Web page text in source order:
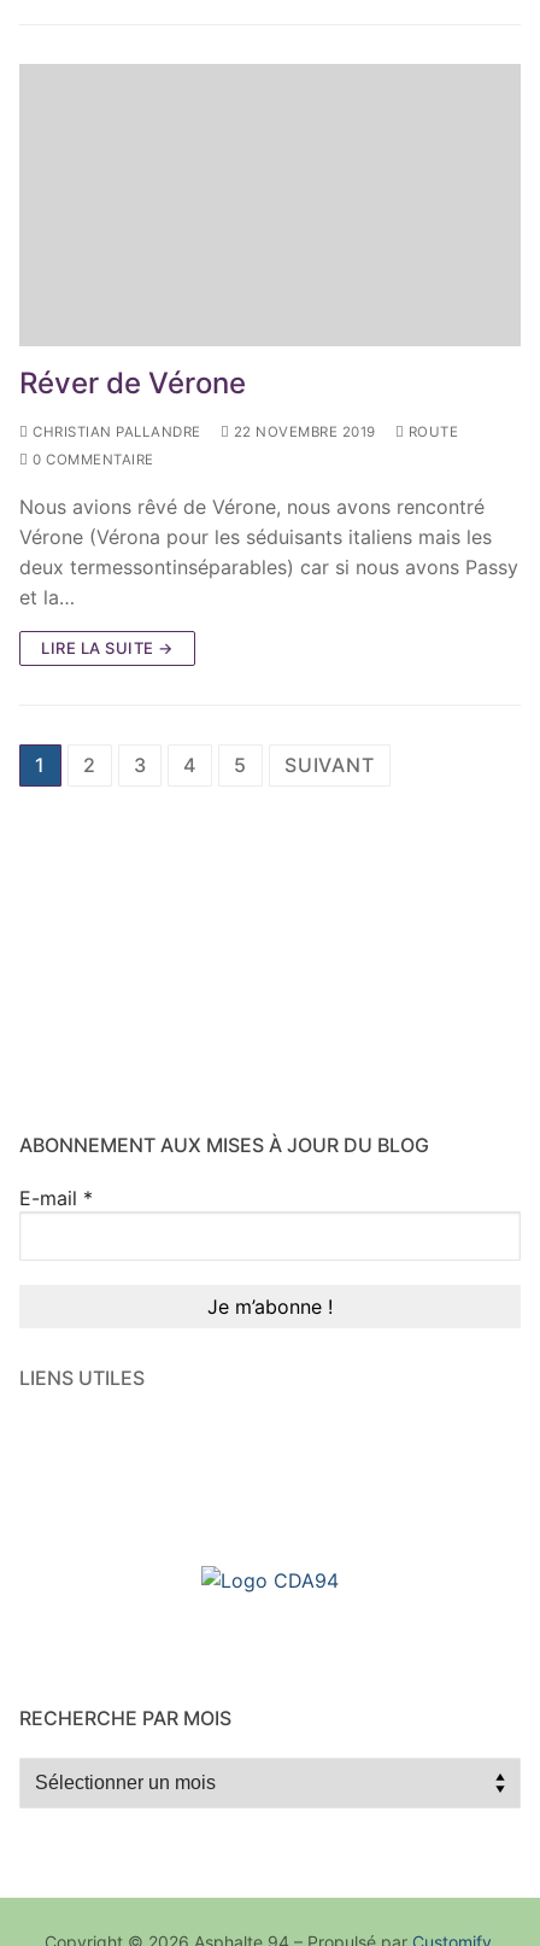
Réver de Vérone
CHRISTIAN PALLANDRE 22 NOVEMBRE 2019
ROUTE
0 COMMENTAIRE
Nous avions rêvé de Vérone, nous avons rencontré
Vérone (Vérona pour les séduisants italiens mais les
deux termessontinséparables) car si nous avons Passy
et la…
LIRE LA SUITE →
Pagination
1 2 3 4 5 SUIVANT
ABONNEMENT AUX MISES À JOUR DU BLOG
E-mail *
LIENS UTILES
RECHERCHE PAR MOIS
Recherche